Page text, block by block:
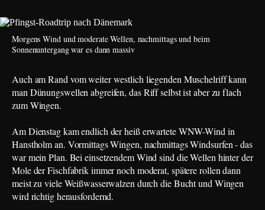
Morgens Wind und moderate Wellen, nachmittags und beim
Sonnenuntergang war es dann massiv
Auch am Rand vom weiter westlich liegenden Muschelriff kann
man Dünungswellen abgreifen, das Riff selbst ist aber zu flach
zum Wingen.
Am Dienstag kam endlich der heiß erwartete WNW-Wind in
Hanstholm an. Vormittags Wingen, nachmittags Windsurfen - das
war mein Plan. Bei einsetzendem Wind sind die Wellen hinter der
Mole der Fischfabrik immer noch moderat, spätere rollen dann
meist zu viele Weißwasserwalzen durch die Bucht und Wingen
wird richtig herausfordernd.